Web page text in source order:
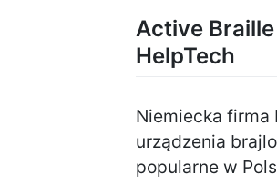
Active
HelpTech
Niemiecka firma
urządzenia
popularne w